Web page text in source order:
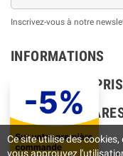
Inscrivez-vous à notre
INFORMATIONS
NOTRE
PRODUITS
Ce site utilise des
vous approuvez